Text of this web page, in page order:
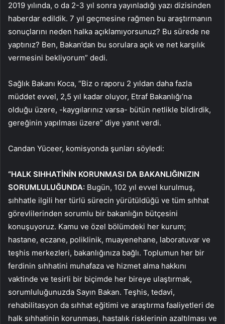
2019 yılında, o da 2-3 yıl sonra yayınladığı yazı dizisinden
haberdar edildik. 7 yıl geçmesine rağmen bu araştırmanın
sonuçlarını neden halka açıklamıyorsunuz? Bu sürede ne
yaptınız? Ben, Bakan’dan bu sorulara açık ve net karşılık
vermesini bekliyorum” dedi.
Sağlık Bakanı Koca, “Biz o raporu 2 yıldan daha fazla
müddet evvel, 2,5 yıl kadar oluyor, Etraf Bakanlığı’na
olduğu üzere, -kaygılarınız varsa- bütün netlikle bildirdik,
gereğinin yapılması üzere” diye yanıt verdi.
Candan Yüceer, komisyonda şunları söyledi:
“HALK SIHHATİNİN KORUNMASI DA BAKANLIĞINIZIN
SORUMLULUĞUNDA: Bugün, 102 yıl evvel kurulmuş,
sıhhatle ilgili her türlü sürecin yürütüldüğü ve tüm sıhhat
görevlilerinden sorumlu bir bakanlığın bütçesini
konuşuyoruz. Kamu ve özel bölümdeki her kurum;
hastane, eczane, poliklinik, muayenehane, laboratuvar ve
teşhis merkezleri, bakanlığınıza bağlı. Toplumun her bir
ferdinin sıhhatini muhafaza ve hizmet alma hakkını
vaktinde ve tesirli bir biçimde her bireye ulaştırmak,
sorumluluğunuzda Sayın Bakan. Teşhis, tedavi,
rehabilitasyon da sıhhat eğitimi ve araştırma faaliyetleri de
halk sıhhatinin korunması, hastalık risklerinin azaltılması ve